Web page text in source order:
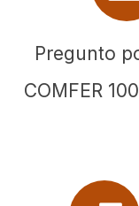
Pregunto
COMFER